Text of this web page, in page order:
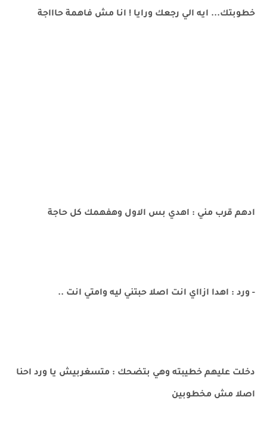
خطوبتك... ايه الي رجعك ورايا ! انا مش فاهمة حاااجة
ادهم قرب مني : اهدي بس الاول وهفهمك كل حاجة
- ورد : اهدا ازااي انت اصلا حبتني ليه وامتي انت ..
دخلت عليهم خطيبته وهي بتضحك : متسغربيش يا ورد احنا
اصلا مش مخطوبين